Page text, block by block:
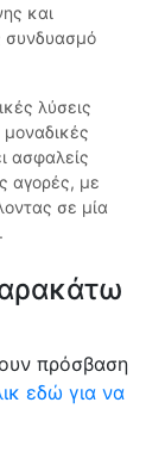
και
συνδυασμό
λύσεις
ασφαλείς
αγορές, με
σε μία
πρόσβαση
εδώ για να